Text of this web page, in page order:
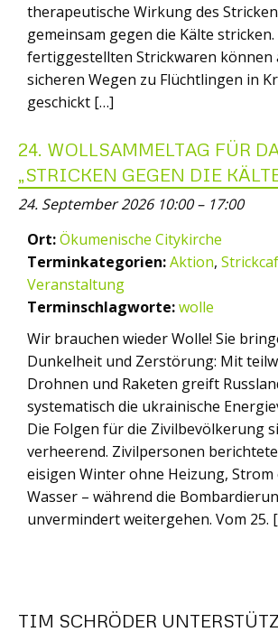
therapeutische Wirkung des
gemeinsam gegen die Kälte stricken.
fertiggestellten Strickwaren können
sicheren Wegen zu Flüchtlingen in
geschickt […]
24. WOLLSAMMELTAG FÜR
„STRICKEN GEGEN DIE
24. September 2026 10:00– 17:00
Ort:Ökumenische Citykirche
Terminkategorien:Aktion,
Veranstaltung
Terminschlagworte:wolle
Wir brauchen wieder Wolle! Sie
Dunkelheit und Zerstörung: Mit
Drohnen und Raketen greift
systematisch die ukrainische
Die Folgen für die Zivilbevölkerung
verheerend. Zivilpersonen
eisigen Winter ohne Heizung,
Wasser – während die
unvermindert weitergehen. Vom 25.
TIM SCHRÖDER